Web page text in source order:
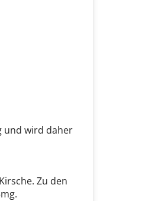
und wird daher
Zu den